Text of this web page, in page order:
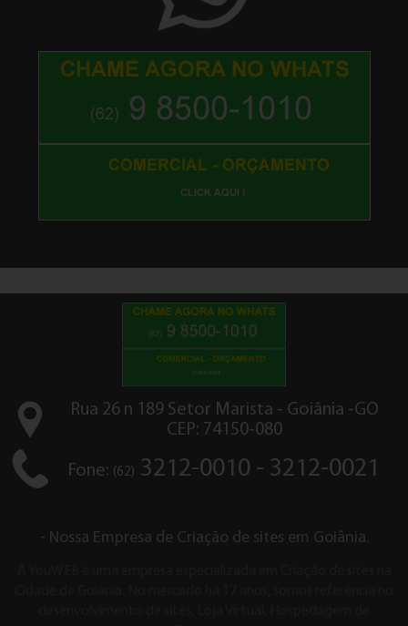
Rua 26 n 189 Setor Marista - Goiânia -GO
CEP: 74150-080
(62) 3212-0010 - 3212-0021
- Nossa Empresa de Criação de sites em Goiânia.